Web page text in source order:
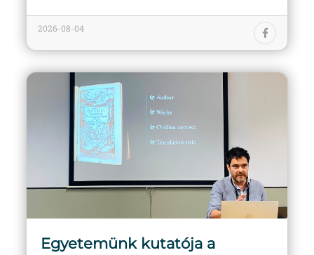
2026-08-04
Egyetemünk kutatója a